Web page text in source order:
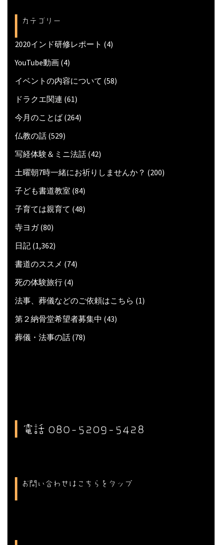
カテゴリー
2020インド研修レポート (4)
YouTube動画 (4)
イベントの内容について (58)
ドラクエ関連 (61)
今月のことば (264)
仏教の話 (529)
写経体験＆ミニ法話 (42)
土曜朝7時一緒にお祈りしませんか？ (200)
子ども書道教室 (84)
子育ては親育て (48)
寺ヨガ(80)
日記 (1,362)
書道のススメ (74)
死の体験旅行 (4)
法事、葬儀などのご依頼はこちら (1)
第２納骨堂希望者募集中 (43)
葬儀・法事の話 (78)
電話 080-5209-5428
お問い合わせはこちらをタップ